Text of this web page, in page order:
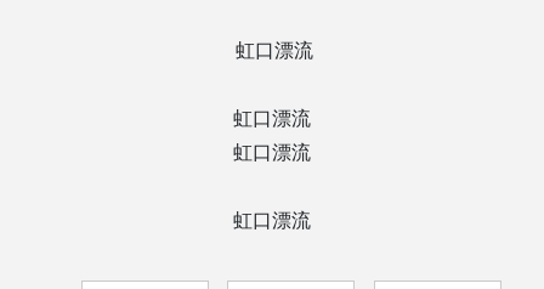
虹口漂流
虹口漂流
虹口漂流
虹口漂流